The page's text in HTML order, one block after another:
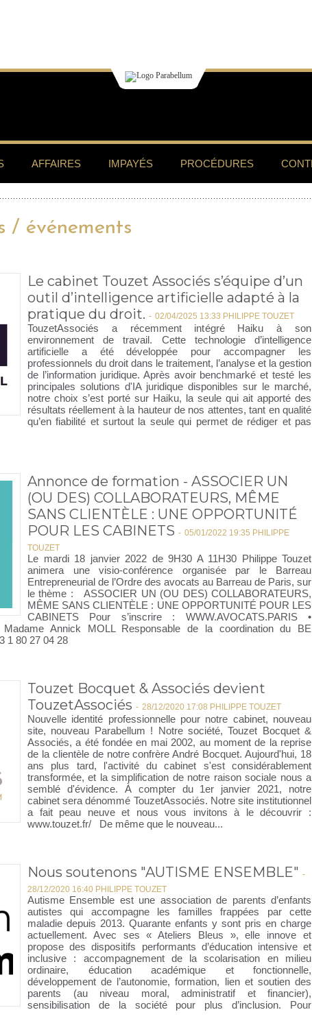
AFFAIRES IMPAYÉS PROCÉDURES
/ événements
​Le cabinet Touzet Associés s’équipe d’un
outil d’intelligence artificielle adapté à la
pratique du droit. - 02/04/2025 13:33 PHILIPPE TOUZET
TouzetAssociés a récemment intégré Haiku à son
environnement de travail. Cette technologie d’intelligence
artificielle a été développée pour accompagner les
professionnels du droit dans le traitement, l’analyse et la gestion
de l’information juridique. Après avoir benchmarké et testé les
principales solutions d'IA juridique disponibles sur le marché,
notre choix s’est porté sur Haiku, la seule qui ait apporté des
résultats réellement à la hauteur de nos attentes, tant en qualité
qu’en fiabilité et surtout la seule qui permet de rédiger et pas
Annonce de formation - ASSOCIER UN
(OU DES) COLLABORATEURS, MÊME
SANS CLIENTÈLE : UNE OPPORTUNITÉ
POUR LES CABINETS - 05/01/2022 19:35 PHILIPPE
TOUZET
Le mardi 18 janvier 2022 de 9H30 A 11H30 Philippe Touzet
animera une visio-conférence organisée par le Barreau
Entrepreneurial de l’Ordre des avocats au Barreau de Paris, sur
le thème : ASSOCIER UN (OU DES) COLLABORATEURS,
MÊME SANS CLIENTÈLE : UNE OPPORTUNITÉ POUR LES
CABINETS Pour s’inscrire : WWW.AVOCATS.PARIS •
Madame Annick MOLL Responsable de la coordination du BE
1 80 27 04 28
Touzet Bocquet & Associés devient
TouzetAssociés - 28/12/2020 17:08 PHILIPPE TOUZET
Nouvelle identité professionnelle pour notre cabinet, nouveau
site, nouveau Parabellum ! Notre société, Touzet Bocquet &
Associés, a été fondée en mai 2002, au moment de la reprise
de la clientèle de notre confrère André Bocquet. Aujourd'hui, 18
ans plus tard, l'activité du cabinet s'est considérablement
transformée, et la simplification de notre raison sociale nous a
semblé d'évidence. À compter du 1er janvier 2021, notre
cabinet sera dénommé TouzetAssociés. Notre site institutionnel
a fait peau neuve et nous vous invitons à le découvrir :
www.touzet.fr/ De même que le nouveau...
Nous soutenons "AUTISME ENSEMBLE" -
28/12/2020 16:40 PHILIPPE TOUZET
Autisme Ensemble est une association de parents d’enfants
autistes qui accompagne les familles frappées par cette
maladie depuis 2013. Quarante enfants y sont pris en charge
actuellement. Avec ses « Ateliers Bleus », elle innove et
propose des dispositifs performants d’éducation intensive et
inclusive : accompagnement de la scolarisation en milieu
ordinaire, éducation académique et fonctionnelle,
développement de l’autonomie, formation, lien et soutien des
parents (au niveau moral, administratif et financier),
sensibilisation de la société pour plus d’inclusion. Pour